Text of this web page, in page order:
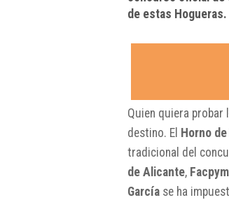
de estas Hogueras.
Quien quiera probar
destino. El Horno de
tradicional del
de Alicante,
García se ha